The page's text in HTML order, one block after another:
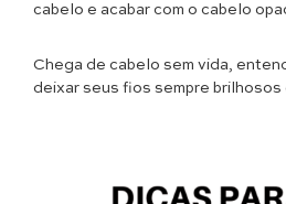
cabelo e acabar com o cabelo
Chega de cabelo sem vida,
deixar seus fios sempre